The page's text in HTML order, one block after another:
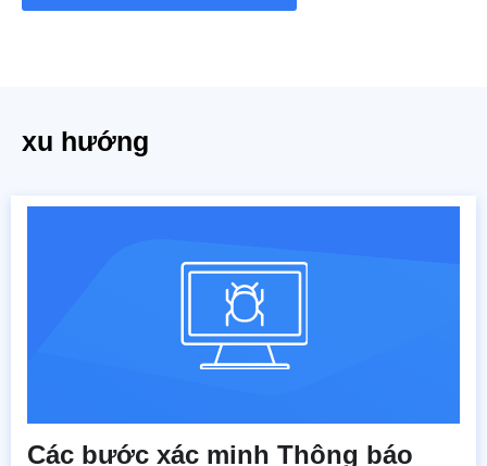
xu hướng
Các bước xác minh Thông báo